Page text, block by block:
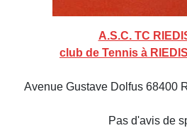
A.S.C. TC
club de Tennis à
Avenue Gustave Dolfus 68400
Pas d'avis de